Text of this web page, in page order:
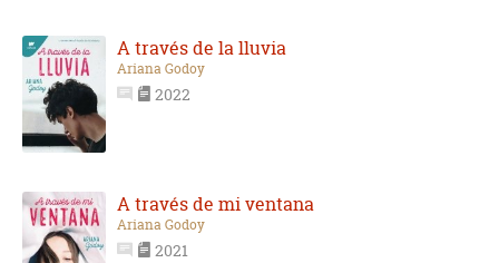
A través de la lluvia
Ariana Godoy
2022
A través de mi ventana
Ariana Godoy
2021